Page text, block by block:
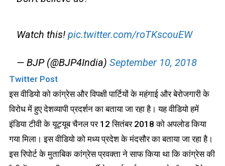
Watch this! pic.twitter.com/roTKscouEW
— BJP (@BJP4India) September 10, 2018
Twitter Post
इस वीडियो को कांग्रेस और विपक्षी पार्टियों के महंगाई और बेरोजगारी के
विरोध में हुए देशव्यापी प्रदर्शन का बताया जा रहा है। यह वीडियो हमें
इंडिया टीवी के यूट्यूब चैनल पर 12 सितंबर 2018 को अपलोड किया
गया मिला। इस वीडियो को मध्य प्रदेश के मंदसौर का बताया जा रहा है।
इस रिपोर्ट के मुताबिक कांग्रेस प्रवक्ता ने साफ किया था कि कांग्रेस की